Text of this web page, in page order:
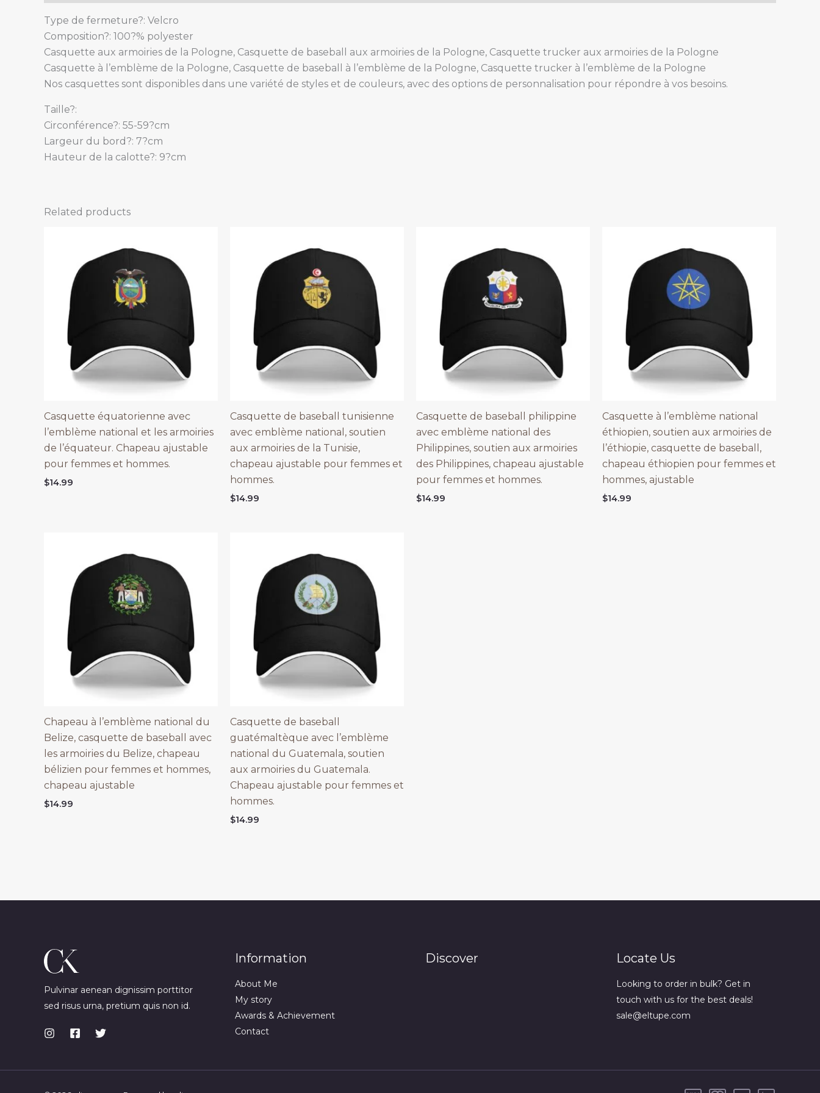
Type de fermeture?: Velcro
Composition?: 100?% polyester
Casquette aux armoiries de la Pologne, Casquette de baseball aux armoiries de la Pologne, Casquette trucker aux armoiries de la Pologne
Casquette à l’emblème de la Pologne, Casquette de baseball à l’emblème de la Pologne, Casquette trucker à l’emblème de la Pologne
Nos casquettes sont disponibles dans une variété de styles et de couleurs, avec des options de personnalisation pour répondre à vos besoins.
Taille?:
Circonférence?: 55-59?cm
Largeur du bord?: 7?cm
Hauteur de la calotte?: 9?cm
Related products
Casquette équatorienne avec
l’emblème national et les armoiries
de l’équateur. Chapeau ajustable
pour femmes et hommes.
$14.99
Casquette de baseball tunisienne
avec emblème national, soutien
aux armoiries de la Tunisie,
chapeau ajustable pour femmes et
hommes.
$14.99
Casquette de baseball philippine
avec emblème national des
Philippines, soutien aux armoiries
des Philippines, chapeau ajustable
pour femmes et hommes.
$14.99
Casquette à l’emblème national
éthiopien, soutien aux armoiries de
l’éthiopie, casquette de baseball,
chapeau éthiopien pour femmes et
hommes, ajustable
$14.99
Chapeau à l’emblème national du
Belize, casquette de baseball avec
les armoiries du Belize, chapeau
bélizien pour femmes et hommes,
chapeau ajustable
$14.99
Casquette de baseball
guatémaltèque avec l’emblème
national du Guatemala, soutien
aux armoiries du Guatemala.
Chapeau ajustable pour femmes et
hommes.
$14.99
Pulvinar aenean dignissim porttitor
sed risus urna, pretium quis non id.
Information
About Me
My story
Awards & Achievement
Contact
Discover Locate Us
Looking to order in bulk? Get in
touch with us for the best deals!
sale@eltupe.com